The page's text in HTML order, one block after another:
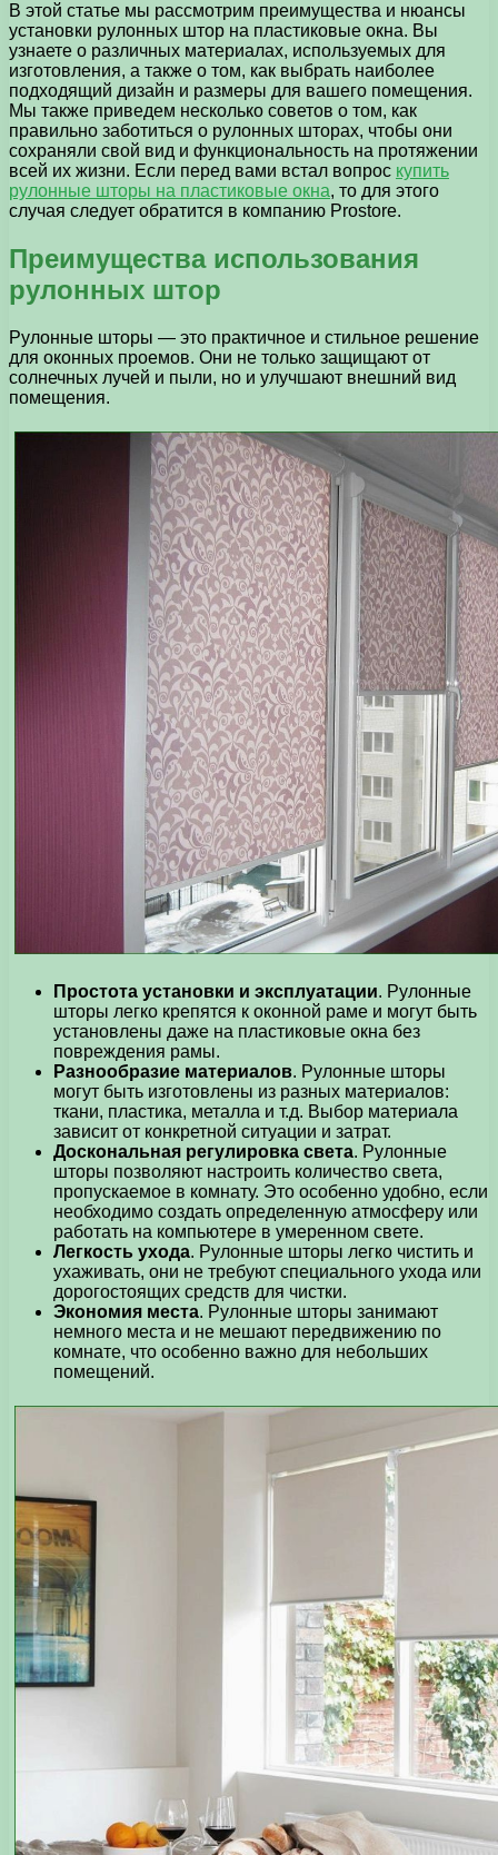
В этой статье мы рассмотрим преимущества и нюансы
установки рулонных штор на пластиковые окна. Вы
узнаете о различных материалах, используемых для
изготовления, а также о том, как выбрать наиболее
подходящий дизайн и размеры для вашего помещения.
Мы также приведем несколько советов о том, как
правильно заботиться о рулонных шторах, чтобы они
сохраняли свой вид и функциональность на протяжении
всей их жизни. Если перед вами встал вопрос купить
рулонные шторы на пластиковые окна, то для этого
случая следует обратится в компанию Prostore.
Преимущества использования
рулонных штор
Рулонные шторы — это практичное и стильное решение
для оконных проемов. Они не только защищают от
солнечных лучей и пыли, но и улучшают внешний вид
помещения.
Простота установки и эксплуатации. Рулонные
шторы легко крепятся к оконной раме и могут быть
установлены даже на пластиковые окна без
повреждения рамы.
Разнообразие материалов. Рулонные шторы
могут быть изготовлены из разных материалов:
ткани, пластика, металла и т.д. Выбор материала
зависит от конкретной ситуации и затрат.
Доскональная регулировка света. Рулонные
шторы позволяют настроить количество света,
пропускаемое в комнату. Это особенно удобно, если
необходимо создать определенную атмосферу или
работать на компьютере в умеренном свете.
Легкость ухода. Рулонные шторы легко чистить и
ухаживать, они не требуют специального ухода или
дорогостоящих средств для чистки.
Экономия места. Рулонные шторы занимают
немного места и не мешают передвижению по
комнате, что особенно важно для небольших
помещений.